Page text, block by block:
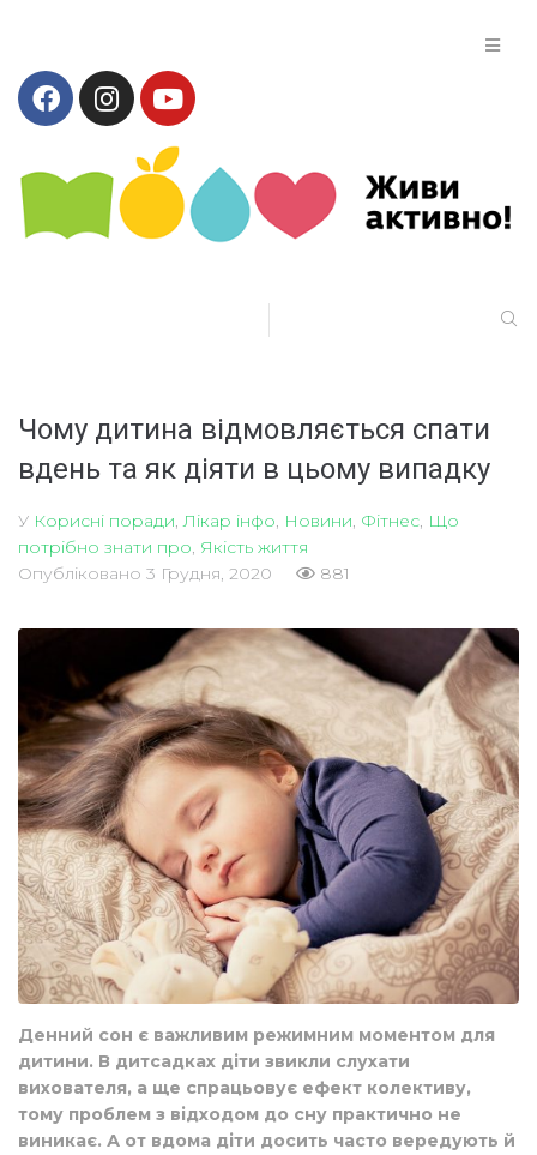
Чому дитина відмовляється спати
вдень та як діяти в цьому випадку
У Корисні поради Лікар інфо Новини Фітнес Що
потрібно знати про Якість життя
Опубліковано 3 Грудня, 2020 881
Денний сон є важливим режимним моментом для
дитини. В дитсадках діти звикли слухати
вихователя, а ще спрацьовує ефект колективу,
тому проблем з відходом до сну практично не
виникає. А от вдома діти досить часто вередують й